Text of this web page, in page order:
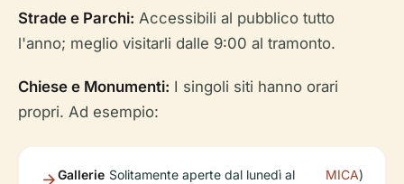
Strade e Parchi: Accessibili al pubblico tutto
l'anno; meglio visitarli dalle 9:00 al tramonto.
Chiese e Monumenti: I singoli siti hanno orari
propri. Ad esempio:
Gallerie Solitamente aperte dal lunedì al
MICA)